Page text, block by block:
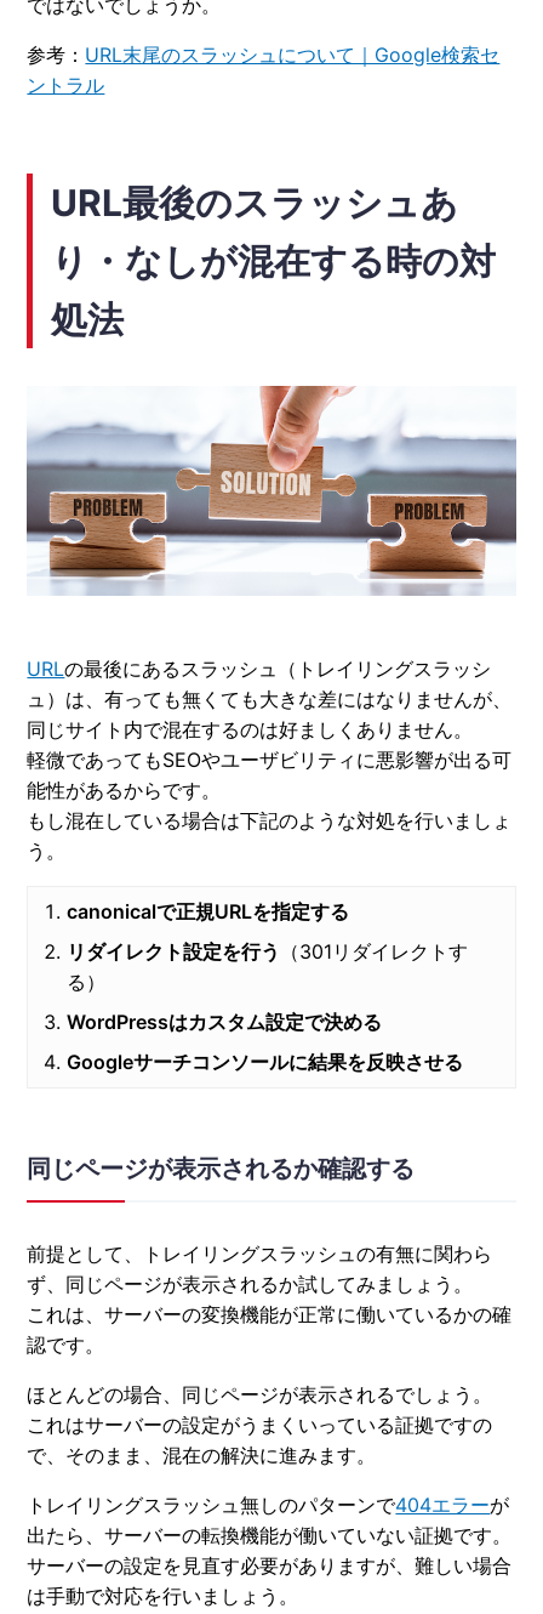
参考： URL末尾のスラッシュについて｜Google検索セ
ントラル
URL最後のスラッシュあ
り・なしが混在する時の対
処法
URLの最後にあるスラッシュ（トレイリングスラッシ
ュ）は、有っても無くても大きな差にはなりませんが、
同じサイト内で混在するのは好ましくありません。
軽微であってもSEOやユーザビリティに悪影響が出る可
能性があるからです。
もし混在している場合は下記のような対処を行いましょ
う。
canonicalで正規URLを指定する
リダイレクト設定を行う
（301リダイレクトす
る）
WordPressはカスタム設定で決める
Googleサーチコンソールに結果を反映させる
同じページが表示されるか確認する
前提として、トレイリングスラッシュの有無に関わら
ず、同じページが表示されるか試してみましょう。
これは、サーバーの変換機能が正常に働いているかの確
認です。
ほとんどの場合、同じページが表示されるでしょう。
これはサーバーの設定がうまくいっている証拠ですの
で、そのまま、混在の解決に進みます。
トレイリングスラッシュ無しのパターンで404エラーが
出たら、サーバーの転換機能が働いていない証拠です。
サーバーの設定を見直す必要がありますが、難しい場合
は手動で対応を行いましょう。